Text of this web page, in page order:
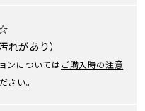
れがあり）
ンについてはご購入時の注意
さい。